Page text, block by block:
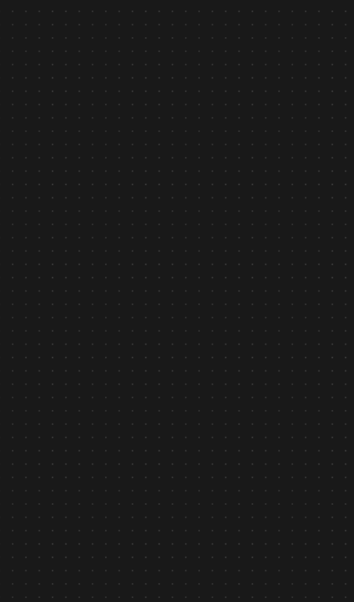
Tin tức February 6, 2026
AI Security asilla - Công nghệ AI nhận diện hành vi
được Chính phủ Nhật Bản ghi nhận
Tìm hiểu
THƯ CHÚC TẾT 2026 TỪ CEO ASILLA VIỆT NAM
Tìm hiểu